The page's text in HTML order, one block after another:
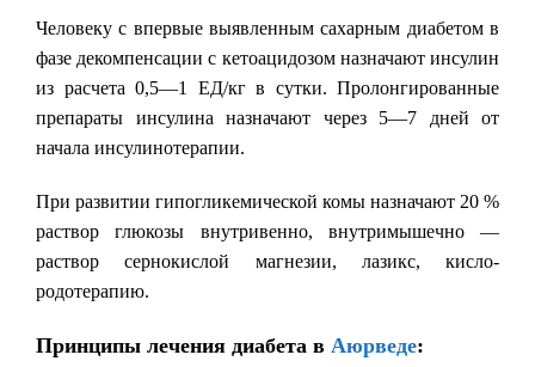
Человеку с впервые выявленным сахарным диабетом в
фазе декомпенсации с кетоацидозом назначают инсулин
из расчета 0,5—1 ЕД/кг в сутки. Пролонгированные
препараты инсулина назначают через 5—7 дней от
начала инсулинотерапии.
При развитии гипогликемической комы назначают 20 %
раствор глюкозы внутривенно, внутримышечно —
раствор сернокислой магнезии, лазикс, кисло-
родотерапию.
Принципы лечения диабета в Аюрведе: